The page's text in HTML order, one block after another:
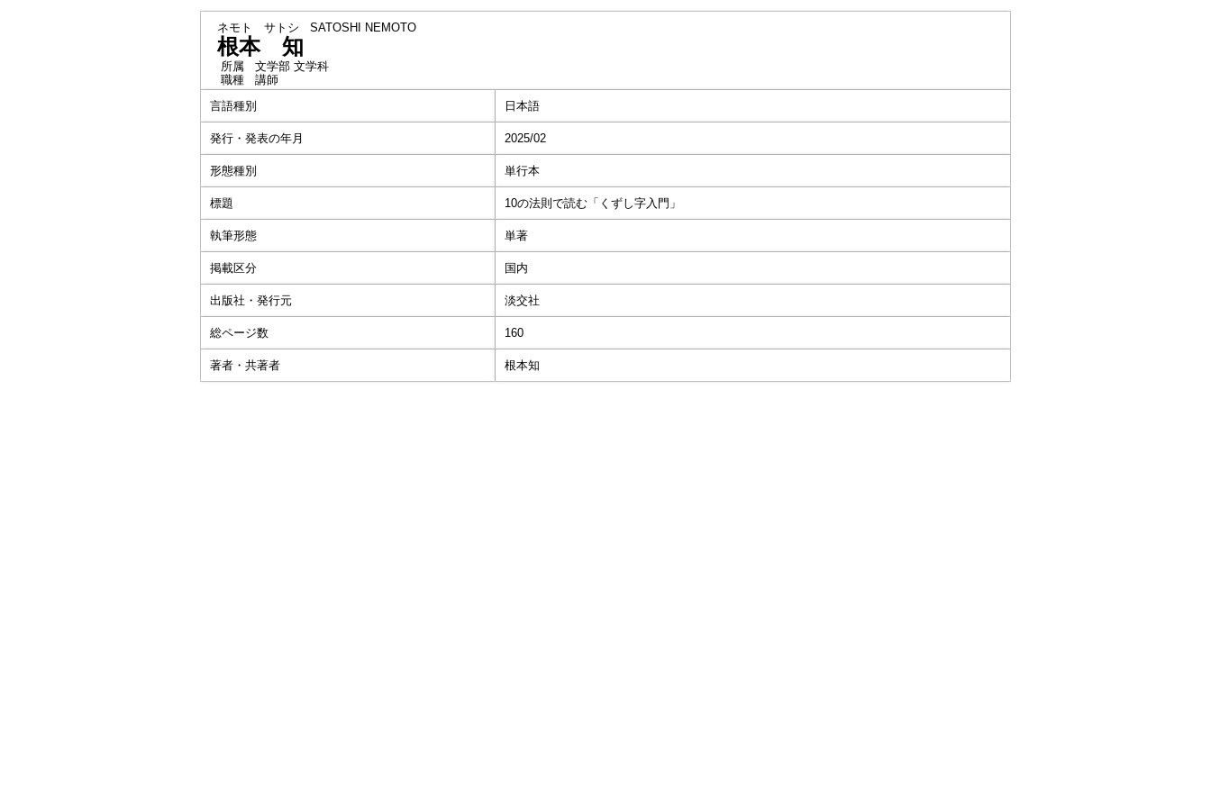
ネモト サトシ SATOSHI NEMOTO
根本 知
所属
文学部 文学科
職種
講師
言語種別
日本語
発行・発表の年月 2025/02
形態種別 単行本
標題 10の法則で読む「くずし字入門」
執筆形態 単著
掲載区分 国内
出版社・発行元 淡交社
総ページ数 160
著者・共著者 根本知